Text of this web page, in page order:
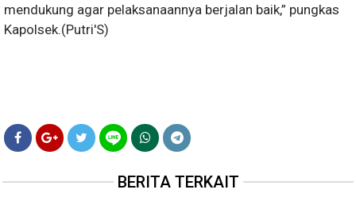
mendukung agar pelaksanaannya berjalan baik,” pungkas
Kapolsek.(Putri'S)
BERITA TERKAIT